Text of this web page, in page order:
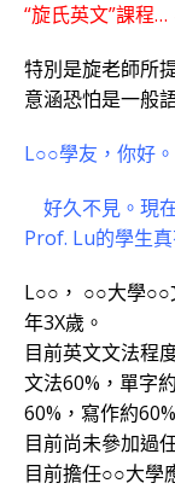
“旋氏英文”課程
特別是旋老師所
意涵恐怕是一般
L○○學友，你好。
好久不見。現
Prof. Lu的學生
L○○， ○○大學○○
年3X歲。
目前英文文法程
文法60%，單字
60%，寫作約60%
目前尚未參加過
目前擔任○○大學